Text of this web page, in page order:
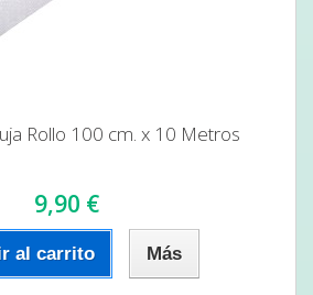
Rollo 100 cm. x 10 Metros
9,90 €
al carrito Más